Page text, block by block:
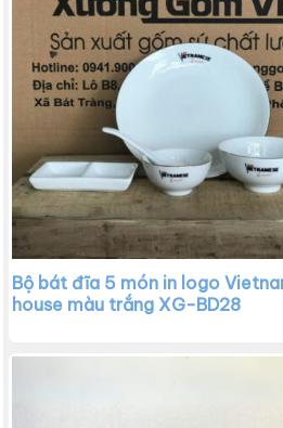
Bộ bát đĩa 5 món in logo
house màu trắng XG-BD28